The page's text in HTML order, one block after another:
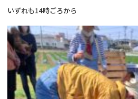
いずれも14時ごろから